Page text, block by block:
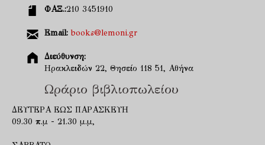
ΦΑΞ.:210 3451910
Email: books@lemoni.gr
Διεύθυνση:
Ηρακλειδών 22, Θησείο 118 51, Αθήνα
Ωράριο βιβλιοπωλείου
ΔΕΥΤΕΡΑ ΕΩΣ ΠΑΡΑΣΚΕΥΗ
09.30 π.μ - 21.30 μ.μ,